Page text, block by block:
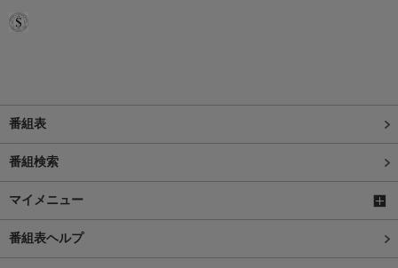
番組表
番組検索
マイメニュー
番組表ヘルプ